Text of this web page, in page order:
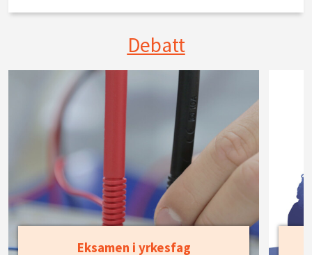
Debatt
Eksamen i yrkesfag